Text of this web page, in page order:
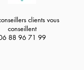
clients vous
conseillent
88 96 71 99